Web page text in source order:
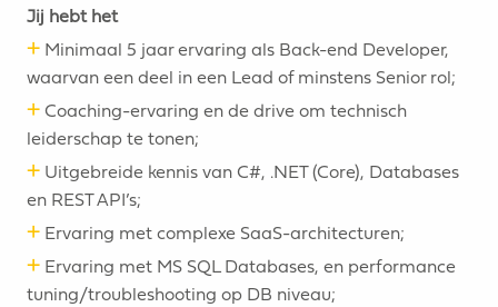
Jij hebt het
+ Minimaal 5 jaar ervaring als Back-end Developer,
waarvan een deel in een Lead of minstens Senior rol;
+ Coaching-ervaring en de drive om technisch
leiderschap te tonen;
+ Uitgebreide kennis van C#, .NET (Core), Databases
en REST API’s;
+ Ervaring met complexe SaaS-architecturen;
+ Ervaring met MS SQL Databases, en performance
tuning/troubleshooting op DB niveau;